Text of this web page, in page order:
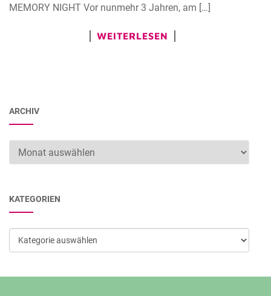
MEMORY NIGHT Vor nunmehr 3 Jahren, am […]
WEITERLESEN
ARCHIV
Archiv
KATEGORIEN
Kategorien